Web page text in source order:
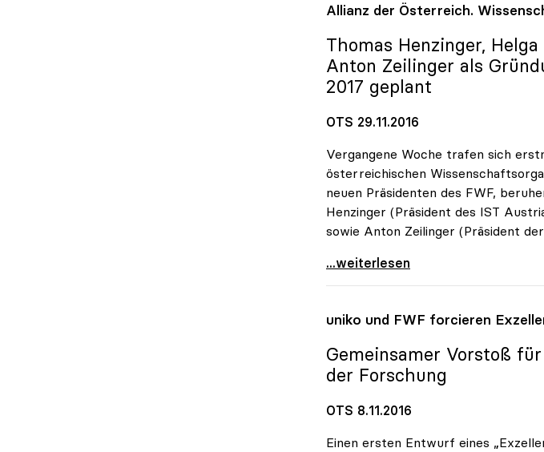
Allianz der Österreich.
Thomas Henzinger,
Anton Zeilinger als
2017 geplant
OTS 29.11.2016
Vergangene Woche trafen sich
österreichischen
neuen Präsidenten des FWF,
Henzinger (Präsident des IST
sowie Anton Zeilinger (Präsident
Allianz der Österreich.
...weiterlesen
uniko und FWF forcieren
Gemeinsamer Vorstoß
der Forschung
OTS 8.11.2016
Einen ersten Entwurf eines